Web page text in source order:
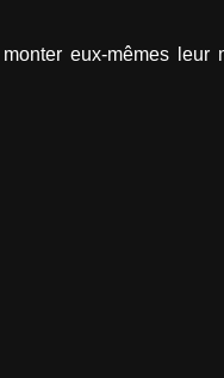
eux-mêmes leur